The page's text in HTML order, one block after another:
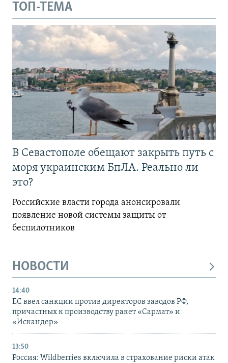
ТОП-ТЕМА
В Севастополе обещают закрыть путь с
моря украинским БпЛА. Реально ли
это?
Российские власти города анонсировали
появление новой системы защиты от
беспилотников
НОВОСТИ
14:40
ЕС ввел санкции против директоров заводов РФ,
причастных к производству ракет «Сармат» и
«Искандер»
13:50
Россия: Wildberries включила в страхование риски атак